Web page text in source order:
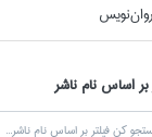
روان‌نويس
بر اساس نام ناشر